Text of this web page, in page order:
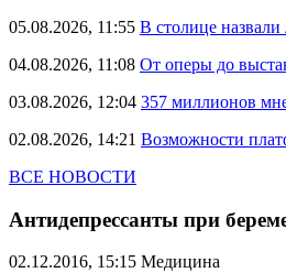
05.08.2026, 11:55 В столице
04.08.2026, 11:08 От оперы до
03.08.2026, 12:04 357 миллионов
02.08.2026, 14:21 Возможности
ВСЕ НОВОСТИ
Антидепрессанты при
02.12.2016, 15:15 Медицина